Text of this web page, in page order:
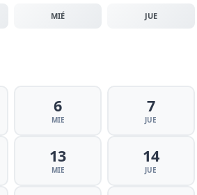
MIÉ JUE
6
MIE
7
JUE
13
MIE
14
JUE